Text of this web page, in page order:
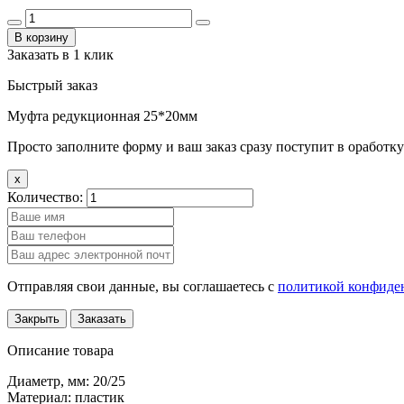
В корзину
Заказать в 1 клик
Быстрый заказ
Муфта редукционная 25*20мм
Просто заполните форму и ваш заказ сразу поступит в
x
Количество:
Отправляя свои данные, вы соглашаетесь с политикой
Закрыть Заказать
Описание товара
Диаметр, мм: 20/25
Материал: пластик